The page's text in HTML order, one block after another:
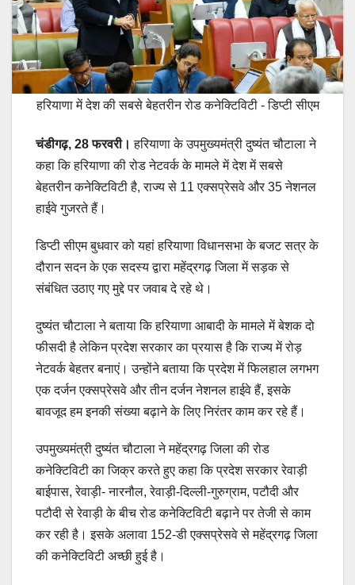
हरियाणा में देश की सबसे बेहतरीन रोड कनेक्टिविटी - डिप्टी सीएम
चंडीगढ़, 28 फरवरी।हरियाणा के उपमुख्यमंत्री दुष्यंत चौटाला ने
कहा कि हरियाणा की रोड नेटवर्क के मामले में देश में सबसे
बेहतरीन कनेक्टिविटी है, राज्य से 11 एक्सप्रेसवे और 35 नेशनल
हाईवे गुजरते हैं।
डिप्टी सीएम बुधवार को यहां हरियाणा विधानसभा के बजट सत्र के
दौरान सदन के एक सदस्य द्वारा महेंद्रगढ़ जिला में सड़क से
संबंधित उठाए गए मुद्दे पर जवाब दे रहे थे।
दुष्यंत चौटाला ने बताया कि हरियाणा आबादी के मामले में बेशक दो
फीसदी है लेकिन प्रदेश सरकार का प्रयास है कि राज्य में रोड़
नेटवर्क बेहतर बनाएं। उन्होंने बताया कि प्रदेश में फिलहाल लगभग
एक दर्जन एक्सप्रेसवे और तीन दर्जन नेशनल हाईवे हैं, इसके
बावजूद हम इनकी संख्या बढ़ाने के लिए निरंतर काम कर रहे हैं।
उपमुख्यमंत्री दुष्यंत चौटाला ने महेंद्रगढ़ जिला की रोड
कनेक्टिविटी का जिक्र करते हुए कहा कि प्रदेश सरकार रेवाड़ी
बाईपास, रेवाड़ी- नारनौल, रेवाड़ी-दिल्ली-गुरुग्राम, पटौदी और
पटौदी से रेवाड़ी के बीच रोड कनेक्टिविटी बढ़ाने पर तेजी से काम
कर रही है। इसके अलावा 152-डी एक्सप्रेसवे से महेंद्रगढ़ जिला
की कनेक्टिविटी अच्छी हुई है।